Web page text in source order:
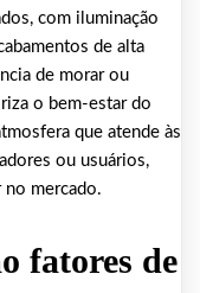
com iluminação
de alta
de morar ou
o bem-estar do
que atende às
ou usuários,
no mercado.
fatores de